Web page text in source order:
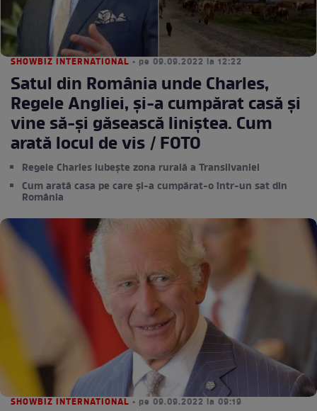
SHOWBIZ INTERNATIONAL • pe 09.09.2022 la 12:22
Satul din România unde Charles,
Regele Angliei, și-a cumpărat casă și
vine să-și găsească liniștea. Cum
arată locul de vis / FOTO
Regele Charles iubește zona rurală a Transilvaniei
Cum arată casa pe care și-a cumpărat-o într-un sat din
România
SHOWBIZ INTERNATIONAL • pe 09.09.2022 la 09:19